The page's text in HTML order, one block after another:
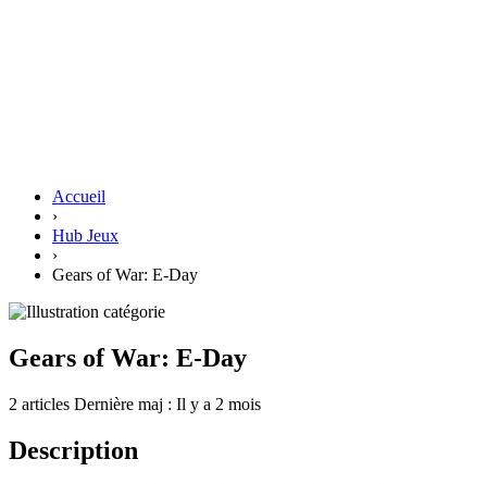
Accueil
›
Hub Jeux
›
Gears of War: E-Day
Gears of War: E-Day
2 articles Dernière maj : Il y a 2 mois
Description